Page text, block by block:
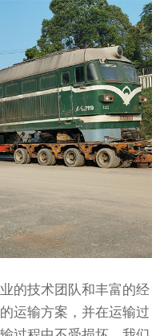
的技术团队和丰富的经
运输方案，并在运输过